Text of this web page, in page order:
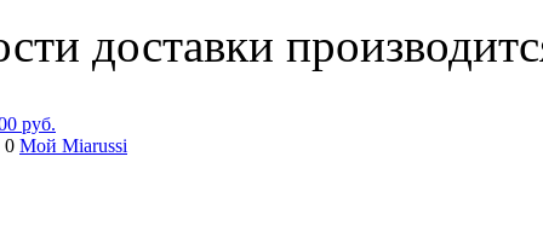
доставки
руб.
0 Мой Miarussi